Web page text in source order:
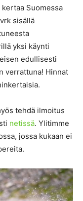
Suomessa
sisällä
yksi käynti
edullisesti
verrattuna! Hinnat
tehdä ilmoitus
netissä. Ylitimme
jossa kukaan ei